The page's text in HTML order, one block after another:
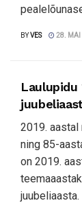
BYVES 28. MAI
2019.
ning 85-
on 2019.
juubeliaasta.